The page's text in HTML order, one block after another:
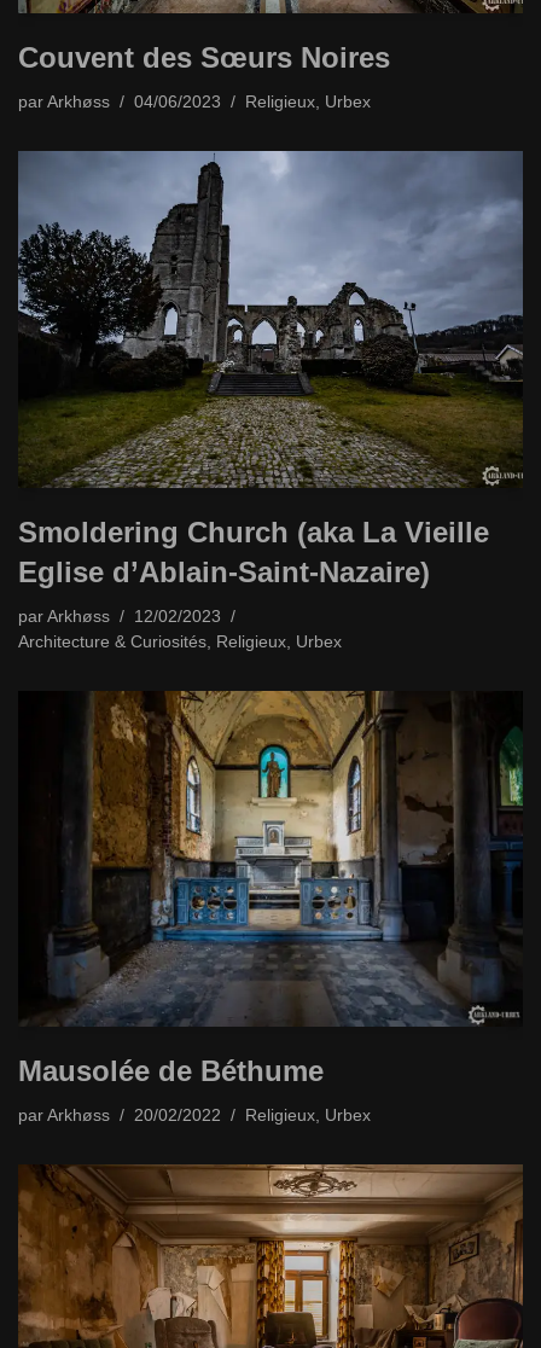
Couvent des Sœurs Noires
par Arkhøss 04/06/2023 Religieux, Urbex
Smoldering Church (aka La Vieille
Eglise d’Ablain-Saint-Nazaire)
par Arkhøss
12/02/2023
Architecture & Curiosités Religieux Urbex
Mausolée de Béthume
par Arkhøss 20/02/2022 Religieux Urbex